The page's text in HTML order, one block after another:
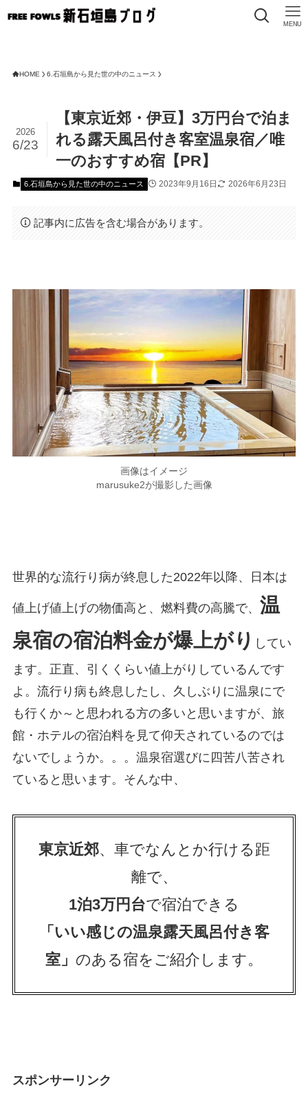
MENU
HOME 6.石垣島から見た世の中のニュース
【東京近郊・伊豆】3万円台で泊ま
れる露天風呂付き客室温泉宿／唯
一のおすすめ宿【PR】
2026
6/23
6.石垣島から見た世の中のニュース 2023年9月16日 2026年6月23日
記事内に広告を含む場合があります。
画像はイメージ
marusuke2が撮影した画像
世界的な流行り病が終息した2022年以降、日本は
値上げ値上げの物価高と、燃料費の高騰で、 温
泉宿の宿泊料金が爆上がり してい
ます。正直、引くくらい値上がりしているんです
よ。流行り病も終息したし、久しぶりに温泉にで
も行くか～と思われる方の多いと思いますが、旅
館・ホテルの宿泊料を見て仰天されているのでは
ないでしょうか。。。温泉宿選びに四苦八苦され
ていると思います。そんな中、
東京近郊、車でなんとか行ける距
離で、
1泊3万円台で宿泊できる
「いい感じの温泉露天風呂付き客
室」 のある宿をご紹介します。
スポンサーリンク